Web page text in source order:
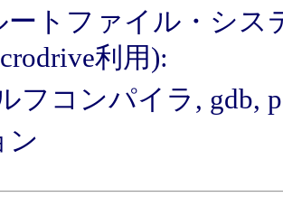
ートファイル・シス
利用):
フコンパイラ, gdb,
ン